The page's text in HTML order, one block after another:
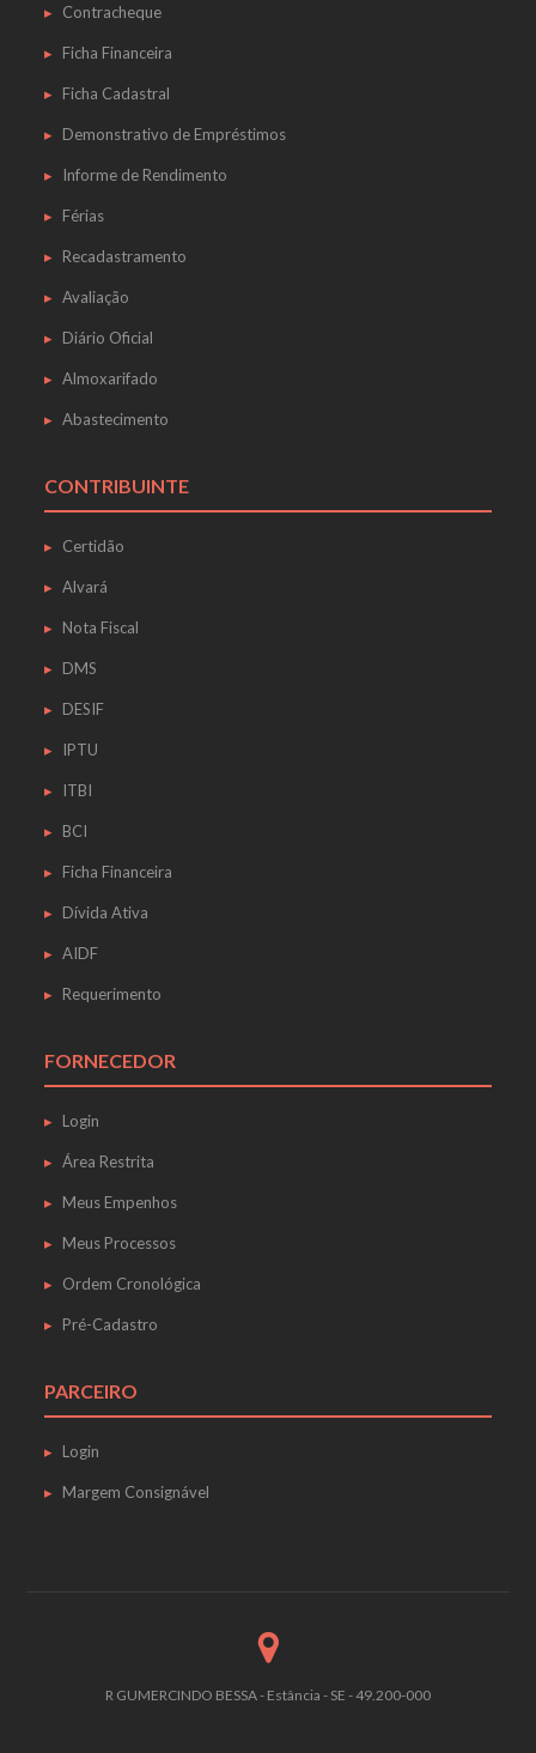
Contracheque
Ficha Financeira
Ficha Cadastral
Demonstrativo de Empréstimos
Informe de Rendimento
Férias
Recadastramento
Avaliação
Diário Oficial
Almoxarifado
Abastecimento
CONTRIBUINTE
Certidão
Alvará
Nota Fiscal
DMS
DESIF
IPTU
ITBI
BCI
Ficha Financeira
Dívida Ativa
AIDF
Requerimento
FORNECEDOR
Login
Área Restrita
Meus Empenhos
Meus Processos
Ordem Cronológica
Pré-Cadastro
PARCEIRO
Login
Margem Consignável
R GUMERCINDO BESSA - Estância - SE - 49.200-000